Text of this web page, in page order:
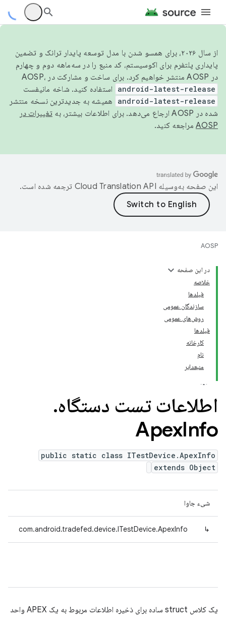
از سال ۲۰۲۶، برای همسو شدن با مدل توسعه پایدار ترانک و تضمین
پایداری پلتفرم برای اکوسیستم، کد منبع را در سه‌ماهه دوم و چهارم
در AOSP منتشر خواهیم کرد. برای ساخت و مشارکت در AOSP،
android-latest-release استفاده کنید. شاخه مانیفست
android-latest-release
همیشه به جدیدترین نسخه منتشر
شده در AOSP ارجاع می‌دهد. برای اطلاعات بیشتر، به
تغییرات در
AOSP مراجعه کنید.
این صفحه به‌وسیله ترجمه شده است.
AOSP
در این صفحه
خلاصه
فیلدها
سازندگان عمومی
روش‌های عمومی
فیلدها
کارخانه
نام
منبعدایر
اطلاعات تست دستگاه.
ApexInfo
public static class ITestDevice.ApexInfo
extends Object
شیء جاوا
↳
com.android.tradefed.device.ITestDevice.ApexInfo
یک کلاس struct ساده برای ذخیره اطلاعات مربوط به یک APEX واحد